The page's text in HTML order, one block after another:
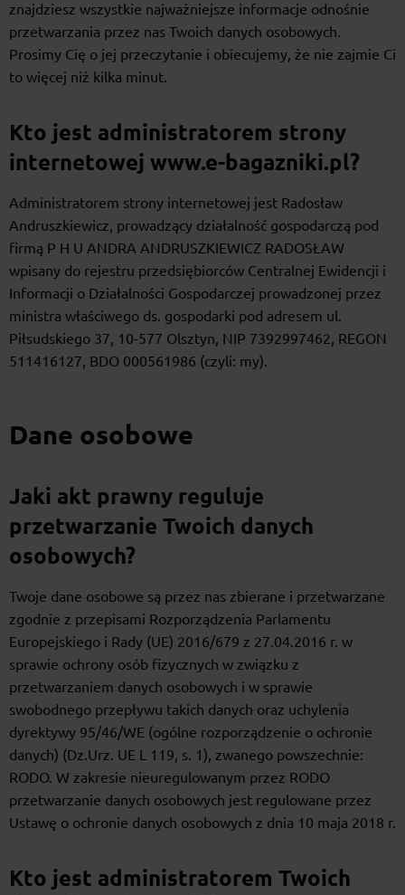
znajdziesz wszystkie najważniejsze informacje odnośnie
przetwarzania przez nas Twoich danych osobowych.
Prosimy Cię o jej przeczytanie i obiecujemy, że nie zajmie Ci
to więcej niż kilka minut.
Kto jest administratorem strony
internetowej www.e-bagazniki.pl?
Administratorem strony internetowej jest Radosław
Andruszkiewicz, prowadzący działalność gospodarczą pod
firmą P H U ANDRA ANDRUSZKIEWICZ RADOSŁAW
wpisany do rejestru przedsiębiorców Centralnej Ewidencji i
Informacji o Działalności Gospodarczej prowadzonej przez
ministra właściwego ds. gospodarki pod adresem ul.
Piłsudskiego 37, 10-577 Olsztyn, NIP 7392997462, REGON
511416127, BDO 000561986 (czyli: my).
Dane osobowe
Jaki akt prawny reguluje
przetwarzanie Twoich danych
osobowych?
Twoje dane osobowe są przez nas zbierane i przetwarzane
zgodnie z przepisami Rozporządzenia Parlamentu
Europejskiego i Rady (UE) 2016/679 z 27.04.2016 r. w
sprawie ochrony osób fizycznych w związku z
przetwarzaniem danych osobowych i w sprawie
swobodnego przepływu takich danych oraz uchylenia
dyrektywy 95/46/WE (ogólne rozporządzenie o ochronie
danych) (Dz.Urz. UE L 119, s. 1), zwanego powszechnie:
RODO. W zakresie nieuregulowanym przez RODO
przetwarzanie danych osobowych jest regulowane przez
Ustawę o ochronie danych osobowych z dnia 10 maja 2018 r.
Kto jest administratorem Twoich